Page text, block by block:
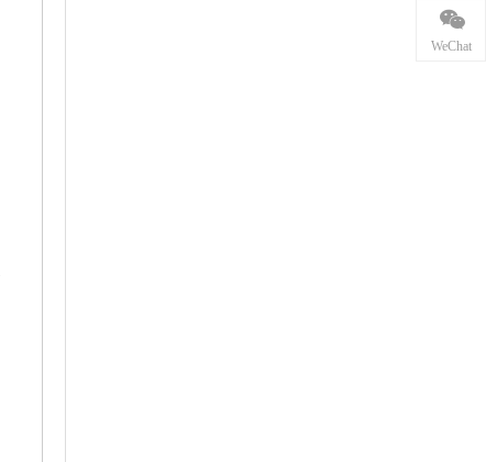
WeChat